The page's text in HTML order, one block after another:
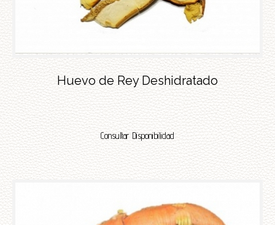
Huevo de Rey Deshidratado
Consultar Disponibilidad